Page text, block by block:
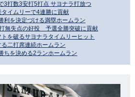
3打数3安打5打点 サヨナラ打放つ
イムリーで4連勝に貢献
利を決定づける満塁ホームラン
無失点の好投 予選全勝突破に貢献
を破るサヨナラタイムリーヒット
二打席連続ホームラン
ちを決める2ランホームラン